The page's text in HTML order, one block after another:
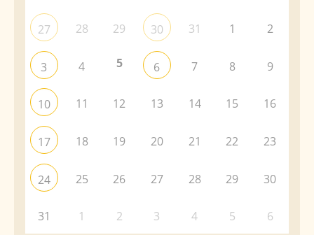
27 28 29 30 31 1 2
3 4 5 6 7 8 9
10 11 12 13 14 15 16
17 18 19 20 21 22 23
24 25 26 27 28 29 30
31 1 2 3 4 5 6